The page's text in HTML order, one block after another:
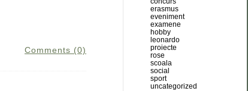
Comments (0)
erasmus
eveniment
examene
hobby
leonardo
proiecte
rose
scoala
social
sport
uncategorized